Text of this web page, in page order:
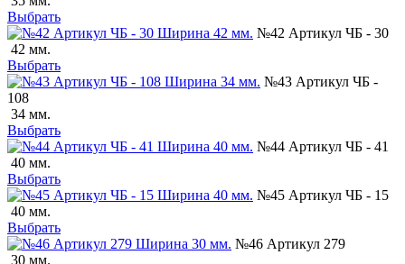
Выбрать
№42 Артикул ЧБ - 30
42 мм.
Выбрать
№43 Артикул ЧБ -
108
34 мм.
Выбрать
№44 Артикул ЧБ - 41
40 мм.
Выбрать
№45 Артикул ЧБ - 15
40 мм.
Выбрать
№46 Артикул 279
30 мм.